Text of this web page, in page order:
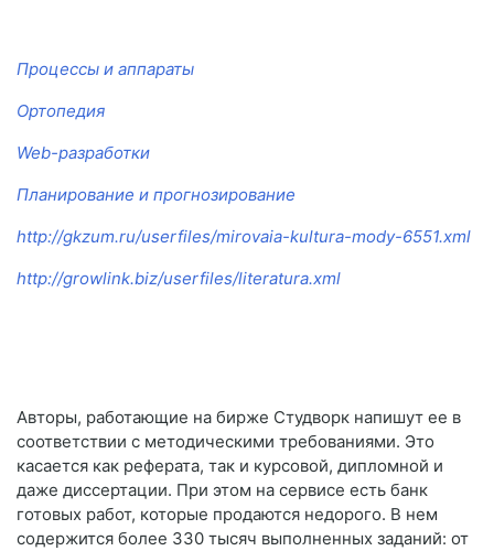
Процессы и аппараты
Ортопедия
Web-разработки
Планирование и прогнозирование
http://gkzum.ru/userfiles/mirovaia-kultura-mody-6551.xml
http://growlink.biz/userfiles/literatura.xml
Авторы, работающие на бирже Студворк напишут ее в
соответствии с методическими требованиями. Это
касается как реферата, так и курсовой, дипломной и
даже диссертации. При этом на сервисе есть банк
готовых работ, которые продаются недорого. В нем
содержится более 330 тысяч выполненных заданий: от